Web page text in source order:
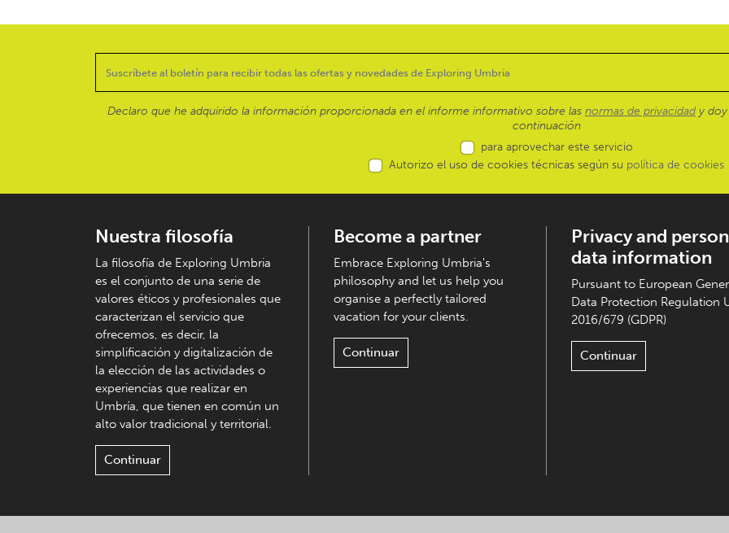
Declaro que he adquirido la información proporcionada en el informe informativo sobre las normas de privacidad y
continuación
para aprovechar este servicio
Autorizo el uso de cookies técnicas según su política de cookies
Nuestra filosofía
La filosofía de Exploring Umbria
es el conjunto de una serie de
valores éticos y profesionales que
caracterizan el servicio que
ofrecemos, es decir, la
simplificación y digitalización de
la elección de las actividades o
experiencias que realizar en
Umbría, que tienen en común un
alto valor tradicional y territorial.
Continuar
Become a partner
Embrace Exploring Umbria's
philosophy and let us help you
organise a perfectly tailored
vacation for your clients.
Continuar
Privacy and
data information
Pursuant to European
Data Protection Regulation
2016/679 (GDPR)
Continuar